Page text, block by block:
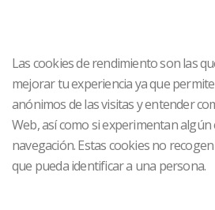
Las cookies de rendimiento son las
mejorar tu experiencia ya que
anónimos de las visitas y entender
Web, así como si experimentan
navegación. Estas cookies no
que pueda identificar a una persona.